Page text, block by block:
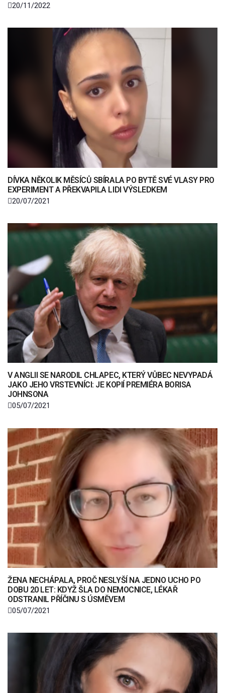
20/11/2022
DÍVKA NĚKOLIK MĚSÍCŮ SBÍRALA PO BYTĚ SVÉ VLASY PRO
EXPERIMENT A PŘEKVAPILA LIDI VÝSLEDKEM
20/07/2021
V ANGLII SE NARODIL CHLAPEC, KTERÝ VŮBEC NEVYPADÁ
JAKO JEHO VRSTEVNÍCI: JE KOPIÍ PREMIÉRA BORISA
JOHNSONA
05/07/2021
ŽENA NECHÁPALA, PROČ NESLYŠÍ NA JEDNO UCHO PO
DOBU 20 LET: KDYŽ ŠLA DO NEMOCNICE, LÉKAŘ
ODSTRANIL PŘÍČINU S ÚSMĚVEM
05/07/2021